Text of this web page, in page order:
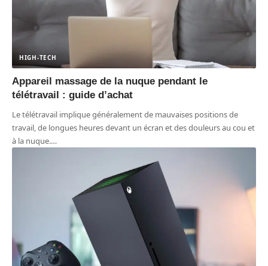
HIGH-TECH
Appareil massage de la nuque pendant le
télétravail : guide d’achat
Le télétravail implique généralement de mauvaises positions de
travail, de longues heures devant un écran et des douleurs au cou et
à la nuque.…